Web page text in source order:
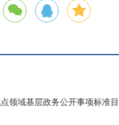
领域基层政务公开事项标准